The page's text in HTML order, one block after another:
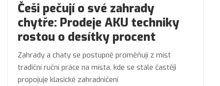
Češi pečují o své zahrady
chytře: Prodeje AKU techniky
rostou o desítky procent
Zahrady a chaty se postupně proměňují z míst
tradiční ruční práce na místa, kde se stále častěji
propojuje klasické zahradničení